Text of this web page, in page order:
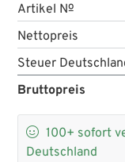
Artikel №
Nettopreis
Steuer
Bruttopreis
 100+ sofort
Deutschland